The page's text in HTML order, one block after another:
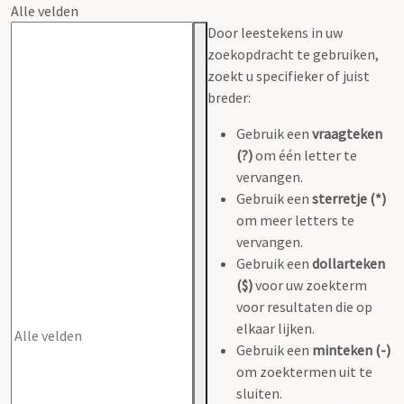
Alle velden
Door leestekens in uw
zoekopdracht te gebruiken,
zoekt u specifieker of juist
breder:
Gebruik een vraagteken
(?)om één letter te
vervangen.
Gebruik een sterretje (*)
om meer letters te
vervangen.
Gebruik een dollarteken
($)voor uw zoekterm
voor resultaten die op
elkaar lijken.
Gebruik een minteken (-)
om zoektermen uit te
sluiten.